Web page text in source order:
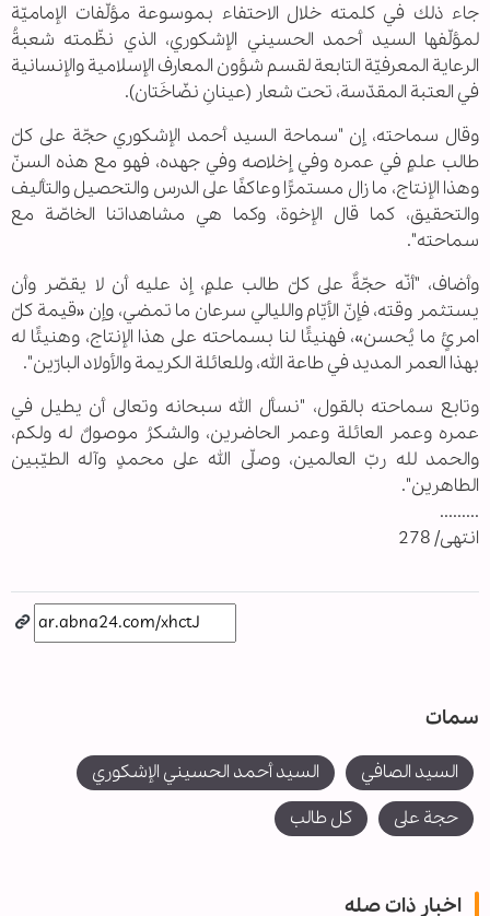
جاء ذلك في كلمته خلال الاحتفاء بموسوعة مؤلّفات الإماميّة
لمؤلّفها السيد أحمد الحسيني الإشكوري، الذي نظّمته شعبةُ
الرعاية المعرفيّة التابعة لقسم شؤون المعارف الإسلامية والإنسانية
في العتبة المقدّسة، تحت شعار (عينانِ نضّاخَتان).
وقال سماحته، إن "سماحة السيد أحمد الإشكوري حجّة على كلّ
طالب علمٍ في عمره وفي إخلاصه وفي جهده، فهو مع هذه السنّ
وهذا الإنتاج، ما زال مستمرًّا وعاكفًا على الدرس والتحصيل والتأليف
والتحقيق، كما قال الإخوة، وكما هي مشاهداتنا الخاصّة مع
سماحته".
وأضاف، "أنّه حجّةٌ على كلّ طالب علمٍ، إذ عليه أن لا يقصّر وأن
يستثمر وقته، فإنّ الأيّام والليالي سرعان ما تمضي، وإن «قيمة كلّ
امرئٍ ما يُحسن»، فهنيئًا لنا بسماحته على هذا الإنتاج، وهنيئًا له
بهذا العمر المديد في طاعة الله، وللعائلة الكريمة والأولاد البارّين".
وتابع سماحته بالقول، "نسأل الله سبحانه وتعالى أن يطيل في
عمره وعمر العائلة وعمر الحاضرين، والشكرُ موصولٌ له ولكم،
والحمد لله ربّ العالمين، وصلّى الله على محمدٍ وآله الطيّبين
الطاهرين".
.........
انتهى/ 278
سمات
السيد الصافي
السيد أحمد الحسيني الإشكوري
حجة على
كل طالب
اخبار ذات صله